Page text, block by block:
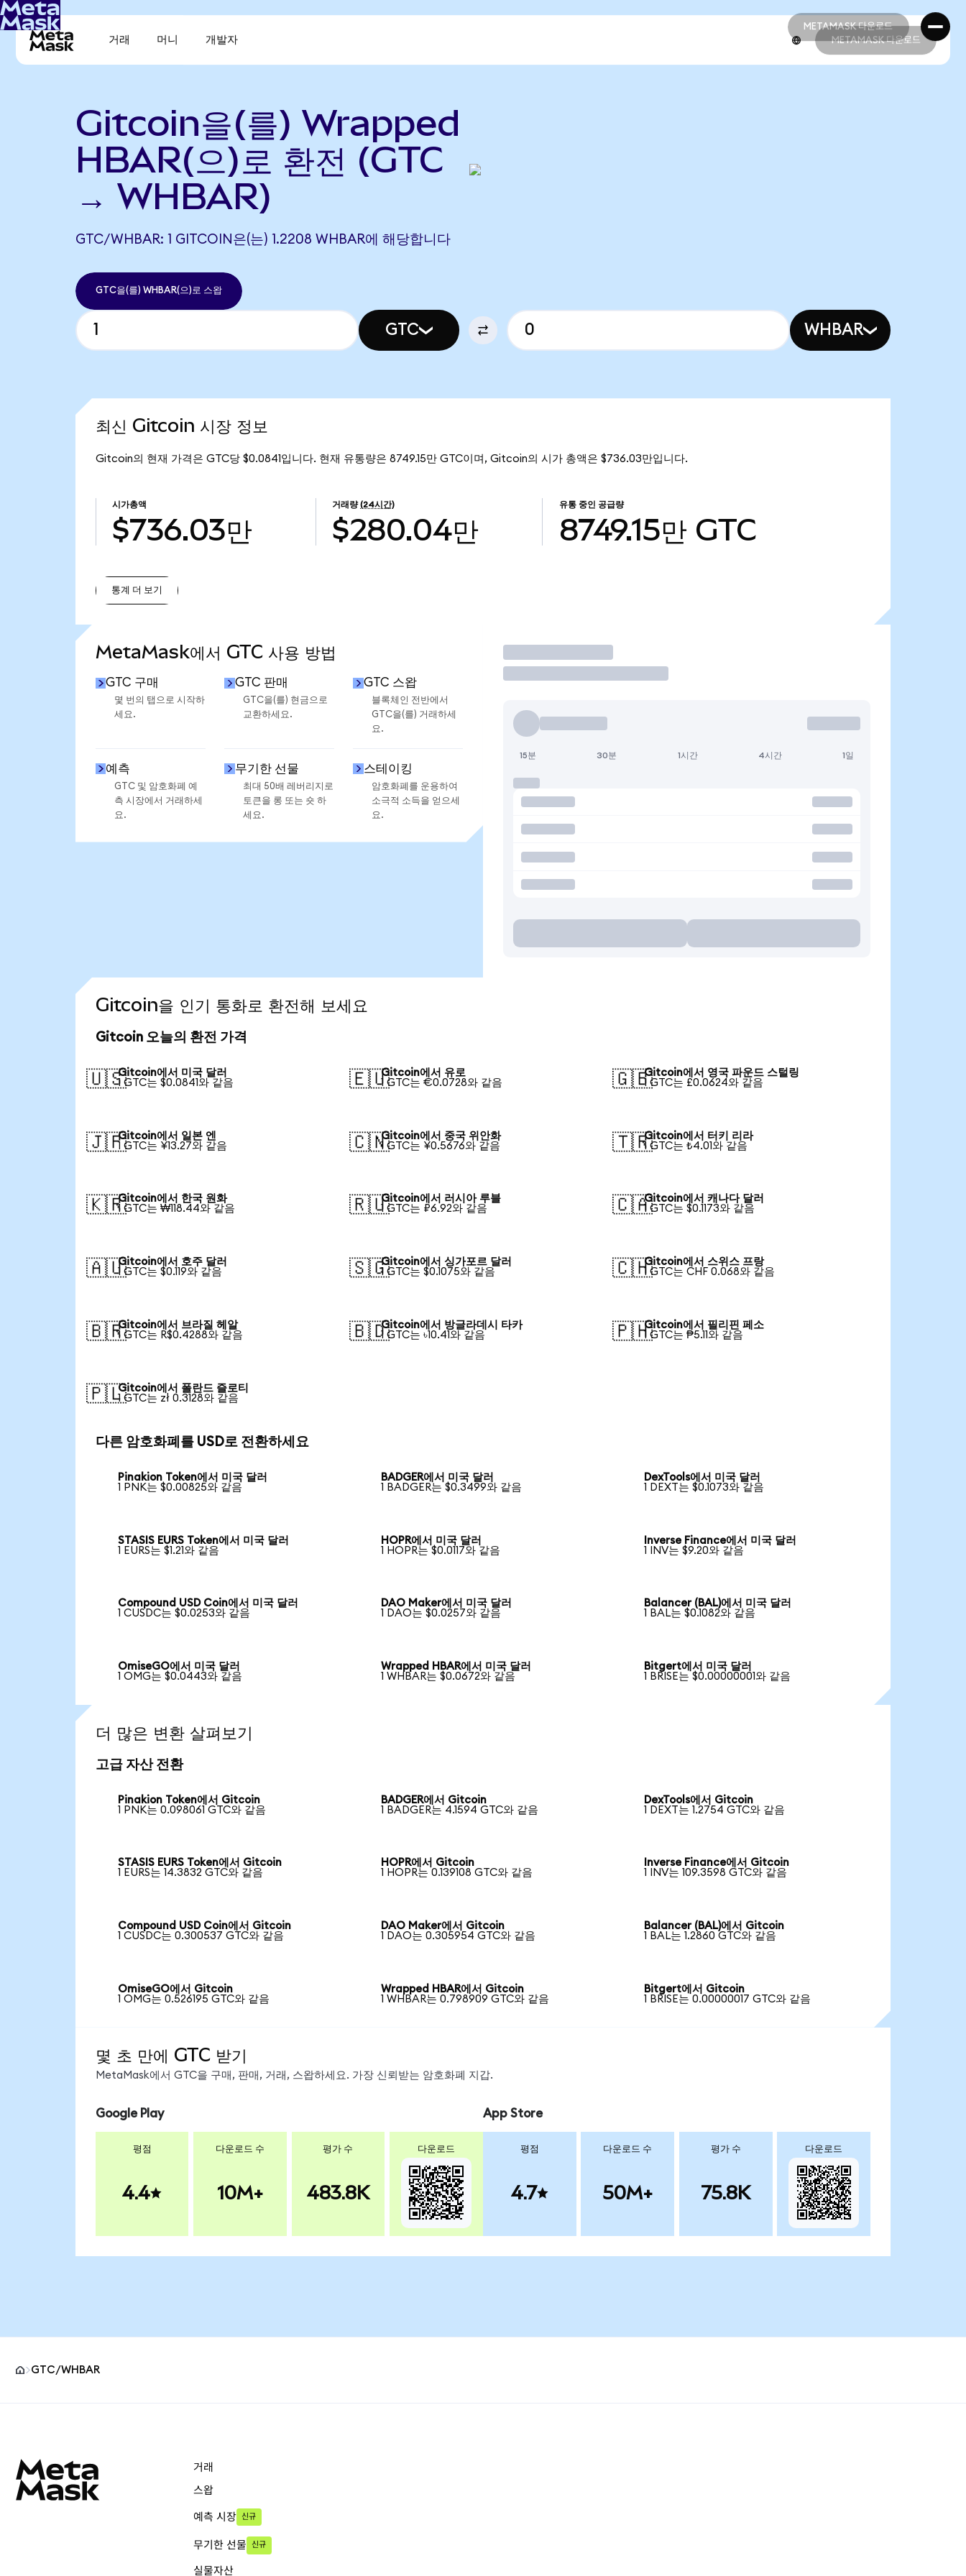
METAMASK 다운로드
METAMASK 다운로드
거래 머니 개발자 METAMASK 다운로드
Gitcoin을(를) Wrapped
HBAR(으)로 환전 (GTC
→ WHBAR)
GTC/WHBAR: 1 GITCOIN은(는) 1.2208 WHBAR에 해당합니다
GTC을(를) WHBAR(으)로 스왑
GTC WHBAR
최신 Gitcoin 시장 정보
Gitcoin의 현재 가격은 GTC당 $0.0841입니다. 현재 유통량은 8749.15만 GTC이며, Gitcoin의 시가 총액은 $736.03만입니다.
시가총액
$736.03만
거래량 (24시간)
$280.04만
유통 중인 공급량
8749.15만 GTC
통계 더 보기
MetaMask에서 GTC 사용 방법
GTC 구매
몇 번의 탭으로 시작하
세요.
GTC 판매
GTC을(를) 현금으로
교환하세요.
GTC 스왑
블록체인 전반에서
GTC을(를) 거래하세
요.
예측
GTC 및 암호화폐 예
측 시장에서 거래하세
요.
무기한 선물
최대 50배 레버리지로
토큰을 롱 또는 숏 하
세요.
스테이킹
암호화폐를 운용하여
소극적 소득을 얻으세
요.
거래
15분 30분 1시간 4시간 1일
Gitcoin을 인기 통화로 환전해 보세요
Gitcoin 오늘의 환전 가격
🇺🇸Gitcoin에서 미국 달러
1 GTC는 $0.0841와 같음
🇪🇺Gitcoin에서 유로
1 GTC는 €0.0728와 같음
🇬🇧Gitcoin에서 영국 파운드 스털링
1 GTC는 £0.0624와 같음
🇯🇵Gitcoin에서 일본 엔
1 GTC는 ¥13.27와 같음
🇨🇳Gitcoin에서 중국 위안화
1 GTC는 ¥0.5676와 같음
🇹🇷Gitcoin에서 터키 리라
1 GTC는 ₺4.01와 같음
🇰🇷Gitcoin에서 한국 원화
1 GTC는 ₩118.44와 같음
🇷🇺Gitcoin에서 러시아 루블
1 GTC는 ₽6.92와 같음
🇨🇦Gitcoin에서 캐나다 달러
1 GTC는 $0.1173와 같음
🇦🇺Gitcoin에서 호주 달러
1 GTC는 $0.119와 같음
🇸🇬Gitcoin에서 싱가포르 달러
1 GTC는 $0.1075와 같음
🇨🇭Gitcoin에서 스위스 프랑
1 GTC는 CHF 0.068와 같음
🇧🇷Gitcoin에서 브라질 헤알
1 GTC는 R$0.4288와 같음
🇧🇩Gitcoin에서 방글라데시 타카
1 GTC는 ৳10.41와 같음
🇵🇭Gitcoin에서 필리핀 페소
1 GTC는 ₱5.11와 같음
🇵🇱Gitcoin에서 폴란드 즐로티
1 GTC는 zł 0.3128와 같음
다른 암호화폐를 USD로 전환하세요
Pinakion Token에서 미국 달러
1 PNK는 $0.00825와 같음
BADGER에서 미국 달러
1 BADGER는 $0.3499와 같음
DexTools에서 미국 달러
1 DEXT는 $0.1073와 같음
STASIS EURS Token에서 미국 달러
1 EURS는 $1.21와 같음
HOPR에서 미국 달러
1 HOPR는 $0.0117와 같음
Inverse Finance에서 미국 달러
1 INV는 $9.20와 같음
Compound USD Coin에서 미국 달러
1 CUSDC는 $0.0253와 같음
DAO Maker에서 미국 달러
1 DAO는 $0.0257와 같음
Balancer (BAL)에서 미국 달러
1 BAL는 $0.1082와 같음
OmiseGO에서 미국 달러
1 OMG는 $0.0443와 같음
Wrapped HBAR에서 미국 달러
1 WHBAR는 $0.0672와 같음
Bitgert에서 미국 달러
1 BRISE는 $0.00000001와 같음
더 많은 변환 살펴보기
고급 자산 전환
Pinakion Token에서 Gitcoin
1 PNK는 0.098061 GTC와 같음
BADGER에서 Gitcoin
1 BADGER는 4.1594 GTC와 같음
DexTools에서 Gitcoin
1 DEXT는 1.2754 GTC와 같음
STASIS EURS Token에서 Gitcoin
1 EURS는 14.3832 GTC와 같음
HOPR에서 Gitcoin
1 HOPR는 0.139108 GTC와 같음
Inverse Finance에서 Gitcoin
1 INV는 109.3598 GTC와 같음
Compound USD Coin에서 Gitcoin
1 CUSDC는 0.300537 GTC와 같음
DAO Maker에서 Gitcoin
1 DAO는 0.305954 GTC와 같음
Balancer (BAL)에서 Gitcoin
1 BAL는 1.2860 GTC와 같음
OmiseGO에서 Gitcoin
1 OMG는 0.526195 GTC와 같음
Wrapped HBAR에서 Gitcoin
1 WHBAR는 0.798909 GTC와 같음
Bitgert에서 Gitcoin
1 BRISE는 0.00000017 GTC와 같음
몇 초 만에 GTC 받기
MetaMask에서 GTC을 구매, 판매, 거래, 스왑하세요. 가장 신뢰받는 암호화폐 지갑.
Google Play
평점
4.4
다운로드 수
10M+
평가 수
483.8K
다운로드
App Store
평점
4.7
다운로드 수
50M+
평가 수
75.8K
다운로드
GTC/WHBAR
거래
스왑
예측 시장 신규
무기한 선물 신규
실물자산